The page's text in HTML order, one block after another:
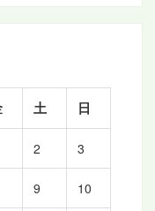
土 日
2 3
9 10